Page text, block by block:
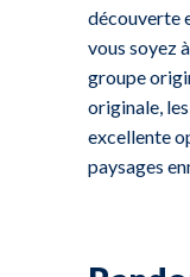
découverte
vous soyez
groupe
originale,
excellente
paysages